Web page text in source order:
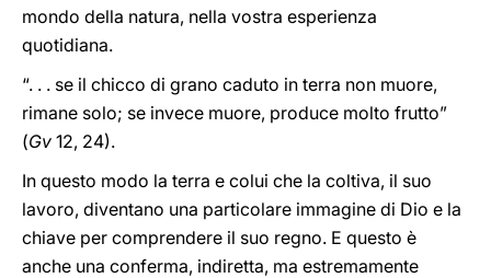
mondo della natura, nella vostra esperienza
quotidiana.
“. . . se il chicco di grano caduto in terra non muore,
rimane solo; se invece muore, produce molto frutto”
(Gv 12, 24).
In questo modo la terra e colui che la coltiva, il suo
lavoro, diventano una particolare immagine di Dio e la
chiave per comprendere il suo regno. E questo è
anche una conferma, indiretta, ma estremamente